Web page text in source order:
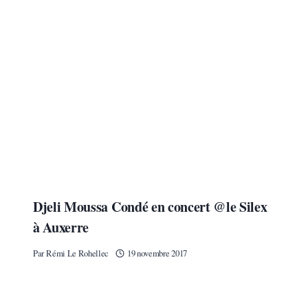
Djeli Moussa Condé en concert @le Silex
à Auxerre
ParRémi Le Rohellec 19 novembre 2017